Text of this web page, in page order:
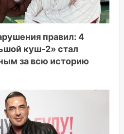
правил: 4
куш-2» стал
за всю историю